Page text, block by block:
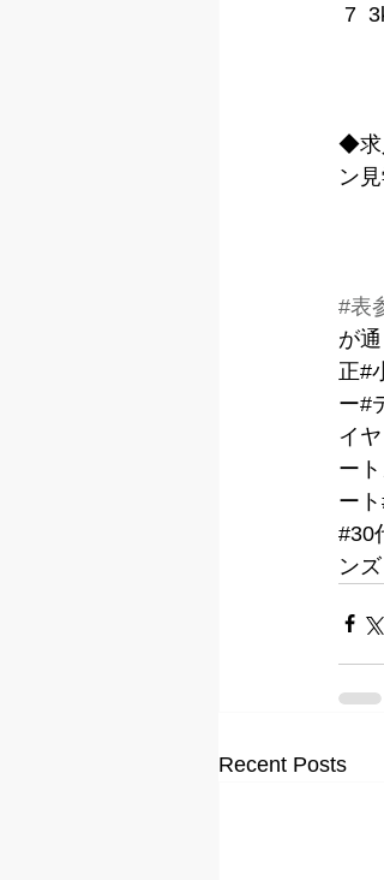
7
◆求
ン
#表
が
正#
ー#
イ
ー
ー
#30
ンズ
Recent Posts